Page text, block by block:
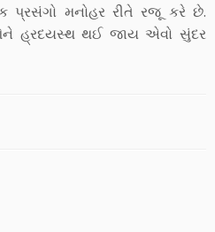
પ્રસંગો મનોહર રીતે રજૂ કરે છે.
હ્રદયસ્થ થઈ જાય એવો સુંદર